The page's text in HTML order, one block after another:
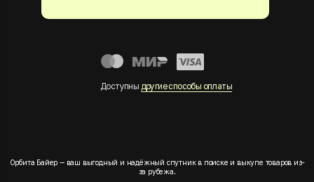
Доступны другие способы оплаты
Орбита Байер — ваш выгодный и надёжный спутник в поиске и выкупе товаров из-
за рубежа.